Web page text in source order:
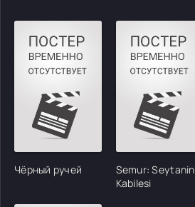
Чёрный ручей
Semur: Seytanin
Kabilesi